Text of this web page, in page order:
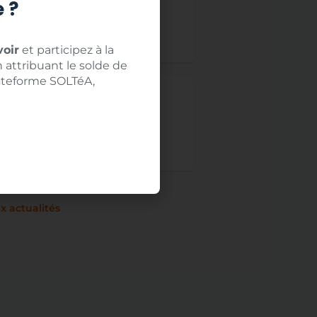
de Vivre ensemble
actualités
?
et participez à la
attribuant le solde de
SOLTéA,